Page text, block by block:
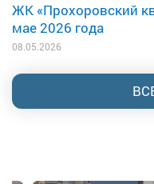
ЖК «Прохоровский
мае 2026 года
08.05.2026